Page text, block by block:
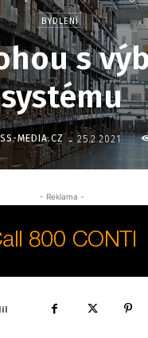
BYDLENÍ
s
systému
MEDIA.CZ - 25.2.2021
- Reklama -